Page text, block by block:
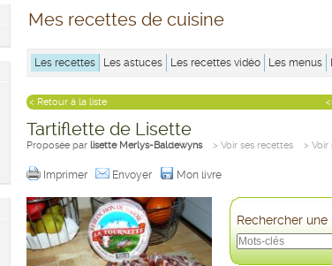
Mes recettes de cuisine
Les recettes Les astuces Les recettes vidéo Les menus
< Retour à la liste
Tartiflette de Lisette
Proposée par lisette Merlys-Baldewyns > Voir ses recettes > Voir
Imprimer Envoyer Mon livre
Rechercher une